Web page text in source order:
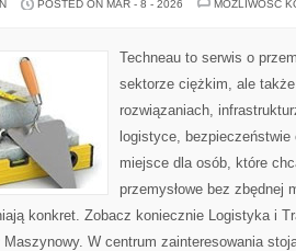
POSTED ON MAR - 8 - 2026
MOŻLIWOŚĆ
Techneau to serwis o
sektorze ciężkim, ale
rozwiązaniach,
logistyce,
miejsce dla osób, które
przemysłowe bez zbędnej
konkret. Zobacz koniecznie Logistyka i
Maszynowy. W centrum zainteresowania